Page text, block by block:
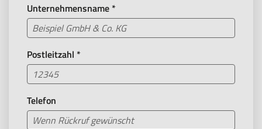
Unternehmensname *
Postleitzahl *
Telefon